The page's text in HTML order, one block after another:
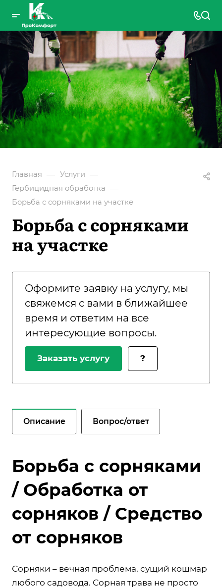
Главная — Услуги —
Гербицидная обработка —
Борьба с сорняками на участке
Борьба с сорняками
на участке
Оформите заявку на услугу, мы
свяжемся с вами в ближайшее
время и ответим на все
интересующие вопросы.
Заказать услугу ?
Описание Вопрос/ответ
Борьба с сорняками
/ Обработка от
сорняков / Средство
от сорняков
Сорняки – вечная проблема, сущий кошмар
любого садовода. Сорная трава не просто